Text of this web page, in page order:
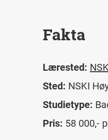
Fakta
Lærested:
Sted: NSKI
Studietype:
Pris: 58 000,-